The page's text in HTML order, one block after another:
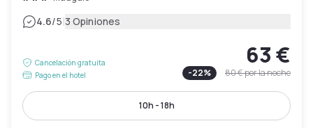
4.6/5|3 Opiniones
Cancelación gratuita
Pago en el hotel
63 €
-22% 80 €por la noche
10h - 18h